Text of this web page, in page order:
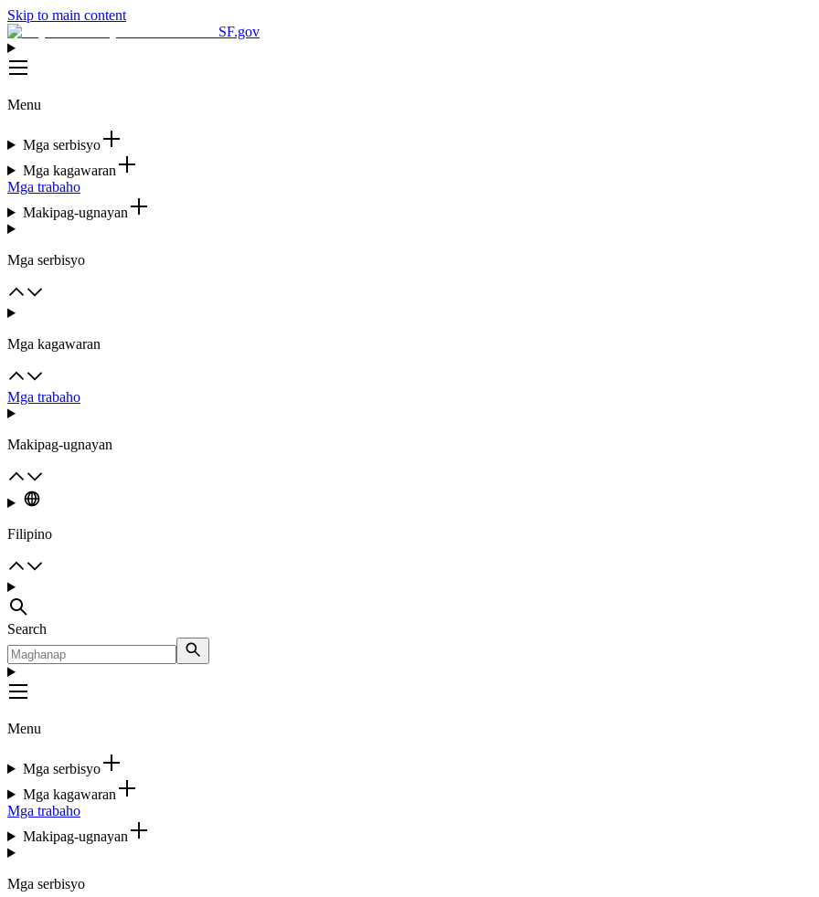
Skip to main content
SF.gov
Menu
Mga serbisyo
Mga kagawaran
Mga trabaho
Makipag-ugnayan
Mga serbisyo
Mga kagawaran
Mga trabaho
Makipag-ugnayan
Filipino
Search
Menu
Mga serbisyo
Mga kagawaran
Mga trabaho
Makipag-ugnayan
Mga serbisyo